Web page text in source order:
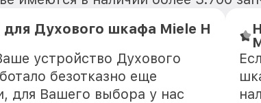
Духового шкафа Miele H
устройство Духового
безотказно еще
для Вашего выбора у нас